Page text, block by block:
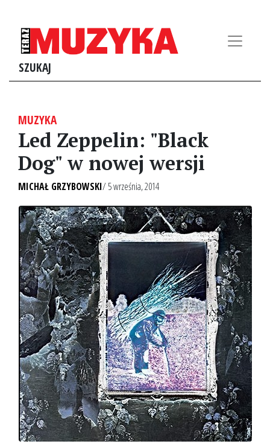
SZUKAJ
MUZYKA
Led Zeppelin: "Black
Dog" w nowej wersji
MICHAŁ GRZYBOWSKI/ 5 września, 2014